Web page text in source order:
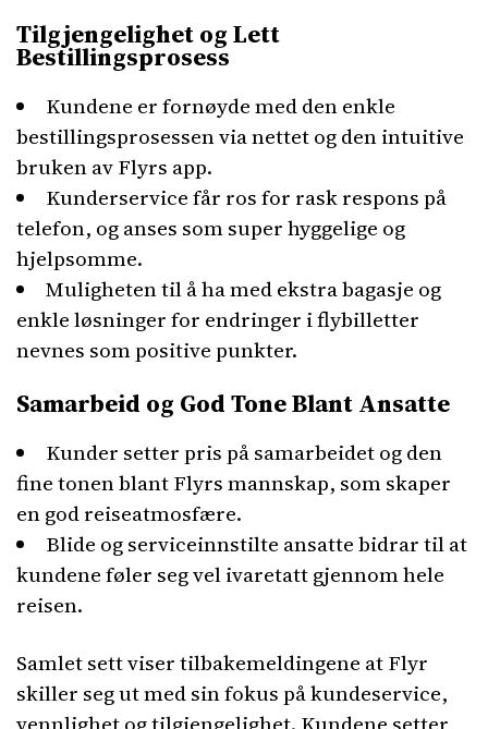
Tilgjengelighet og Lett
Bestillingsprosess
Kundene er fornøyde med den enkle
bestillingsprosessen via nettet og den intuitive
bruken av Flyrs app.
Kunderservice får ros for rask respons på
telefon, og anses som super hyggelige og
hjelpsomme.
Muligheten til å ha med ekstra bagasje og
enkle løsninger for endringer i flybilletter
nevnes som positive punkter.
Samarbeid og God Tone Blant Ansatte
Kunder setter pris på samarbeidet og den
fine tonen blant Flyrs mannskap, som skaper
en god reiseatmosfære.
Blide og serviceinnstilte ansatte bidrar til at
kundene føler seg vel ivaretatt gjennom hele
reisen.
Samlet sett viser tilbakemeldingene at Flyr
skiller seg ut med sin fokus på kundeservice,